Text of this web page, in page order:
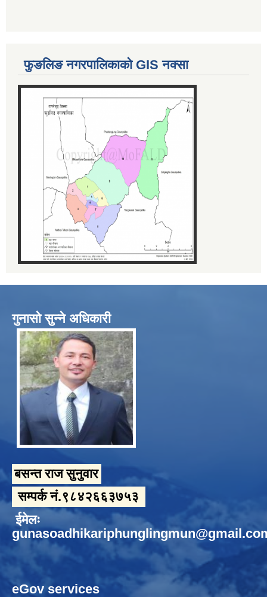
फुङलिङ नगरपालिकाको GIS नक्सा
गुनासो सुन्ने अधिकारी
बसन्त राज सुनुवार
सम्पर्क नं.९८४२६६३७५३
ईमेलः
eGov services